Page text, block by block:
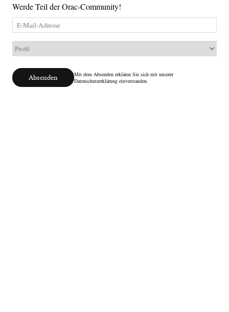
Werde Teil der Orac-Community!
Absenden
Mit dem Absenden erklären Sie sich mit unserer
Datenschutzerklärung einverstanden.